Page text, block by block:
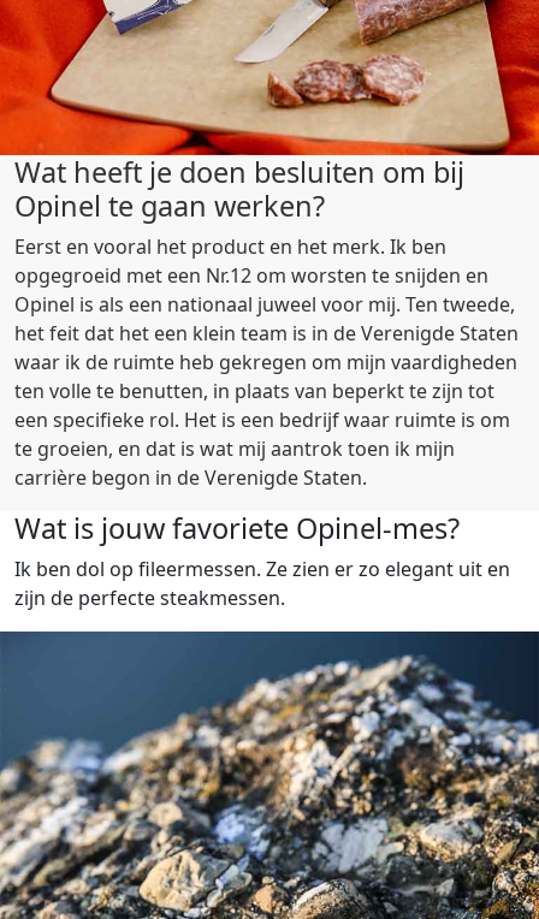
Wat heeft je doen besluiten om bij
Opinel te gaan werken?
Eerst en vooral het product en het merk. Ik ben
opgegroeid met een Nr.12 om worsten te snijden en
Opinel is als een nationaal juweel voor mij. Ten tweede,
het feit dat het een klein team is in de Verenigde Staten
waar ik de ruimte heb gekregen om mijn vaardigheden
ten volle te benutten, in plaats van beperkt te zijn tot
een specifieke rol. Het is een bedrijf waar ruimte is om
te groeien, en dat is wat mij aantrok toen ik mijn
carrière begon in de Verenigde Staten.
Wat is jouw favoriete Opinel-mes?
Ik ben dol op fileermessen. Ze zien er zo elegant uit en
zijn de perfecte steakmessen.